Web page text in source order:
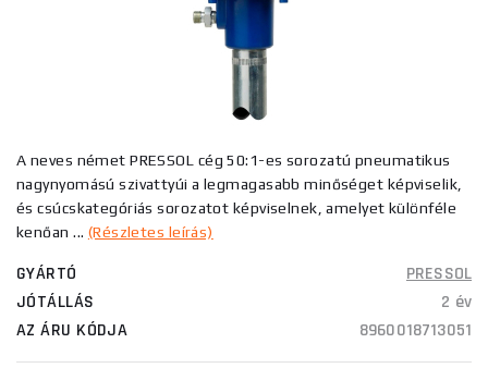
A neves német PRESSOL cég 50:1-es sorozatú pneumatikus
nagynyomású szivattyúi a legmagasabb minőséget képviselik,
és csúcskategóriás sorozatot képviselnek, amelyet különféle
kenőan ... (Részletes leírás)
GYÁRTÓ
PRESSOL
JÓTÁLLÁS
2 év
AZ ÁRU KÓDJA
8960018713051